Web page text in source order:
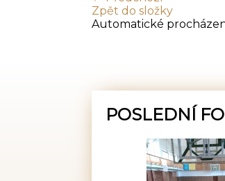
Zpět do složky
Automatické
POSLEDNÍ